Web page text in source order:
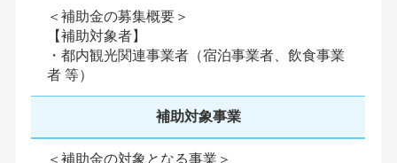
＜補助金の募集概要＞
【補助対象者】
・都内観光関連事業者（宿泊事業者、飲食事業
者 等）
補助対象事業
＜補助金の対象となる事業＞